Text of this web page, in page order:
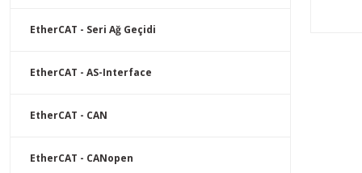
EtherCAT - Seri Ağ Geçidi
EtherCAT - AS-Interface
EtherCAT - CAN
EtherCAT - CANopen
bir
veya